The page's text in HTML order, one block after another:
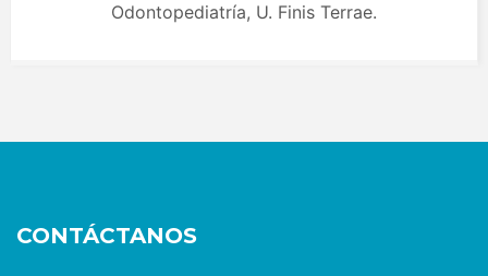
Odontopediatría, U. Finis Terrae.
CONTÁCTANOS